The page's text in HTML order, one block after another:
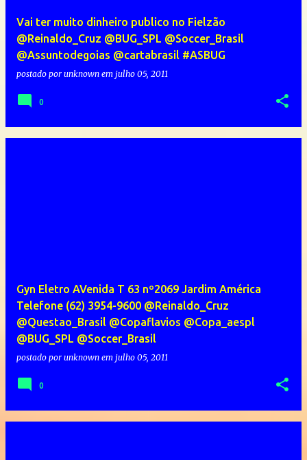
Vai ter muito dinheiro publico no Fielzão
@Reinaldo_Cruz @BUG_SPL @Soccer_Brasil
@Assuntodegoias @cartabrasil #ASBUG
postado por unknown em julho 05, 2011
0
Gyn Eletro AVenida T 63 nº2069 Jardim América
Telefone (62) 3954-9600 @Reinaldo_Cruz
@Questao_Brasil @Copaflavios @Copa_aespl
@BUG_SPL @Soccer_Brasil
postado por unknown em julho 05, 2011
0